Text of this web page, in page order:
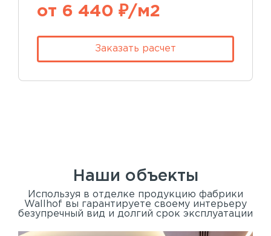
от 6 440 ₽/м2
Заказать расчет
Наши объекты
Используя в отделке продукцию фабрики
Wallhof вы гарантируете своему интерьеру
безупречный вид и долгий срок эксплуатации